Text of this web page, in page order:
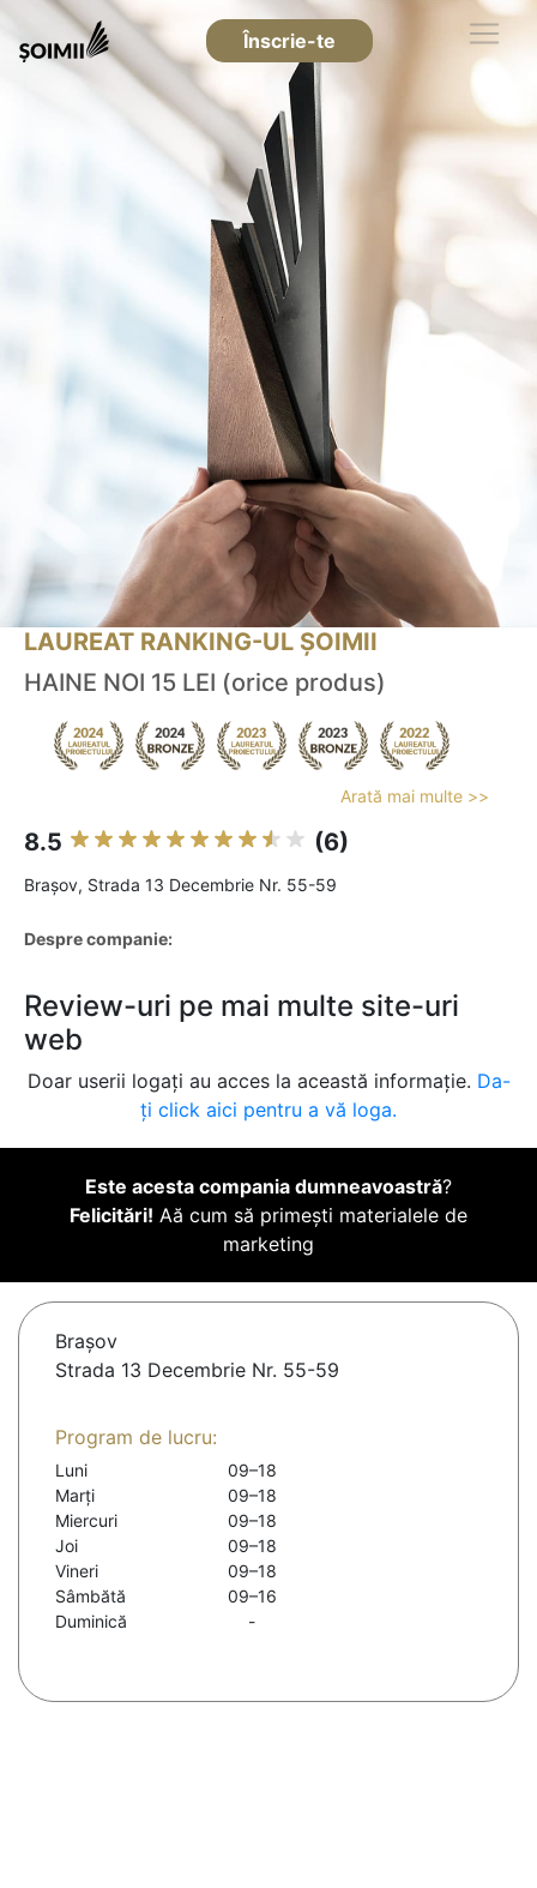
Înscrie-te
LAUREAT RANKING-UL ȘOIMII
HAINE NOI 15 LEI (orice produs)
Arată mai multe >>
8.5 (6)
Braşov, Strada 13 Decembrie Nr. 55-59
Despre companie:
Review-uri pe mai multe site-uri
web
Doar userii logați au acces la această informație. Da-
ți click aici pentru a vă loga.
Este acesta compania dumneavoastră?
Felicitări! Aă cum să primești materialele de
marketing
Braşov
Strada 13 Decembrie Nr. 55-59
Program de lucru:
Luni
09–18
Marți
09–18
Miercuri
09–18
Joi
09–18
Vineri
09–18
Sâmbătă
09–16
Duminică
-